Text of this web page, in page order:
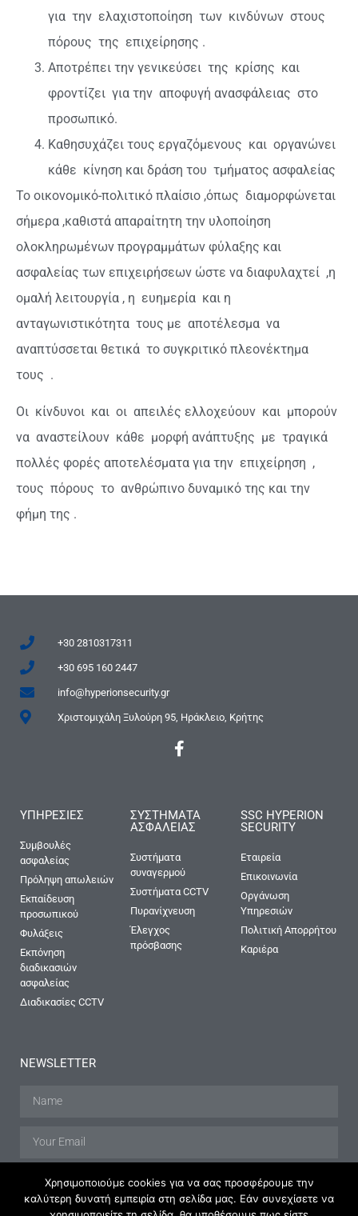
για την ελαχιστοποίηση των κινδύνων στους
πόρους της επιχείρησης .
Αποτρέπει την γενικεύσει της κρίσης και
φροντίζει για την αποφυγή ανασφάλειας στο
προσωπικό.
Καθησυχάζει τους εργαζόμενους και οργανώνει
κάθε κίνηση και δράση του τμήματος ασφαλείας
Το οικονομικό-πολιτικό πλαίσιο ,όπως διαμορφώνεται
σήμερα ,καθιστά απαραίτητη την υλοποίηση
ολοκληρωμένων προγραμμάτων φύλαξης και
ασφαλείας των επιχειρήσεων ώστε να διαφυλαχτεί ,η
ομαλή λειτουργία , η ευημερία και η
ανταγωνιστικότητα τους με αποτέλεσμα να
αναπτύσσεται θετικά το συγκριτικό πλεονέκτημα
τους .
Οι κίνδυνοι και οι απειλές ελλοχεύουν και μπορούν
να αναστείλουν κάθε μορφή ανάπτυξης με τραγικά
πολλές φορές αποτελέσματα για την επιχείρηση ,
τους πόρους το ανθρώπινο δυναμικό της και την
φήμη της .
+30 2810317311
+30 695 160 2447
info@hyperionsecurity.gr
Χριστομιχάλη Ξυλούρη 95, Ηράκλειο, Κρήτης
ΥΠΗΡΕΣΙΕΣ
Συμβουλές
ασφαλείας
Πρόληψη απωλειών
Εκπαίδευση
προσωπικού
Φυλάξεις
Εκπόνηση
διαδικασιών
ασφαλείας
Διαδικασίες CCTV
ΣΥΣΤΗΜΑΤΑ
ΑΣΦΑΛΕΙΑΣ
Συστήματα
συναγερμού
Συστήματα CCTV
Πυρανίχνευση
Έλεγχος
πρόσβασης
SSC HYPERION
SECURITY
Εταιρεία
Επικοινωνία
Οργάνωση
Υπηρεσιών
Πολιτική Απορρήτου
Καριέρα
NEWSLETTER
SUBSCRIBE
Χρησιμοποιούμε cookies για να σας προσφέρουμε την
καλύτερη δυνατή εμπειρία στη σελίδα μας. Εάν συνεχίσετε να